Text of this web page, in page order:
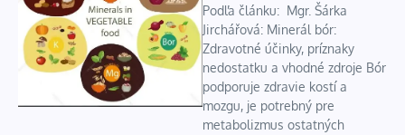
Podľa článku: Mgr. Šárka
Jirchářová: Minerál bór:
Zdravotné účinky, príznaky
nedostatku a vhodné zdroje Bór
podporuje zdravie kostí a
mozgu, je potrebný pre
metabolizmus ostatných